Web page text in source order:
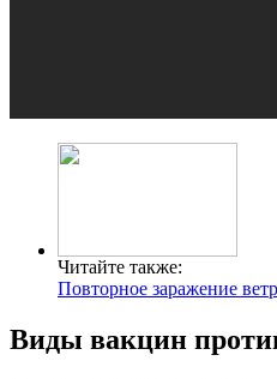
Читайте также:
Повторное заражение
Виды вакцин